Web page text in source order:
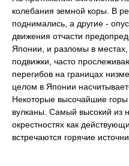
колебания земной коры. В
поднимались, а другие -
движения отчасти
Японии, и разломы в местах,
подвижки, часто
перегибов на границах
целом в Японии
Некоторые высочайшие
вулканы. Самый высокий из
окрестностях как
встречаются горячие